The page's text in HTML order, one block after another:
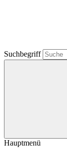
Suchbegriff
Hauptmenü